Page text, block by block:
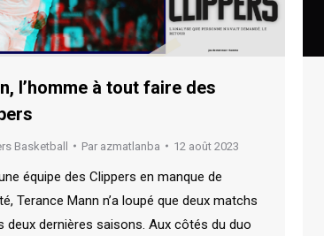
l’homme à tout faire des
Basketball Par azmatlanba 12 août 2023
équipe des Clippers en manque de
Terance Mann n’a loupé que deux matchs
deux dernières saisons. Aux côtés du duo